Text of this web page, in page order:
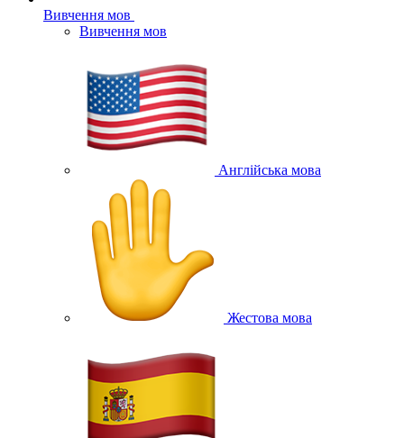
Вивчення мов
Вивчення мов
Англійська мова
Жестова мова